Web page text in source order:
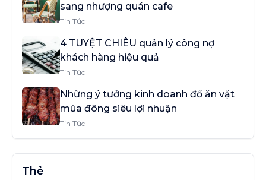
sang nhượng quán cafe
Tin Tức
4 TUYỆT CHIÊU quản lý công nợ
khách hàng hiệu quả
Tin Tức
Những ý tưởng kinh doanh đồ ăn vặt
mùa đông siêu lợi nhuận
Tin Tức
Thẻ